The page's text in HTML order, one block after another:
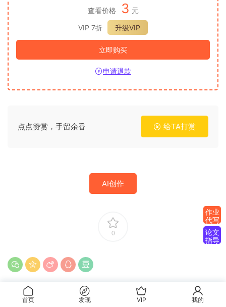
查看价格 3 元
VIP 7折
升级VIP
立即购买
申请退款
点点赞赏，手留余香 给TA打赏
AI创作
0
作业
代写
论文
指导
首页 发现 VIP 我的